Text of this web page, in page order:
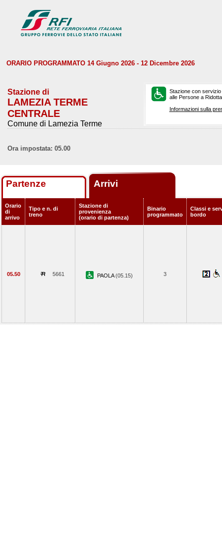
ORARIO PROGRAMMATO 14 Giugno 2026 - 12 Dicembre 2026
Stazione di
LAMEZIA TERME
CENTRALE
Comune di Lamezia Terme
Stazione con
alle Persone a
Informazioni sulla
Ora impostata: 05.00
Partenze Arrivi
Orario
di
arrivo
Tipo e n. di
treno
Stazione di
provenienza
(orario di partenza)
Binario
programmato
Classi e
bordo
05.50 5661 PAOLA(05.15) 3